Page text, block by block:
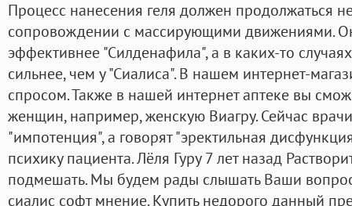
Процесс нанесения геля должен продолжаться
сопровождении с массирующими движениями.
эффективнее "Силденафила", а в каких-то
сильнее, чем у "Сиалиса". В нашем интернет-
спросом. Также в нашей интернет аптеке вы
женщин, например, женскую Виагру. Сейчас
"импотенция", а говорят "эректильная
психику пациента. Лёля Гуру 7 лет назад
подмешать. Мы будем рады слышать Ваши
сиалис софт мнение. Купить недорого данный